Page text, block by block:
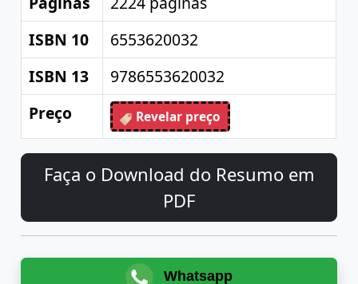
ISBN 10
6553620032
ISBN 13
9786553620032
Preço
Revelar preço
Faça o Download do Resumo em
PDF
Whatsapp